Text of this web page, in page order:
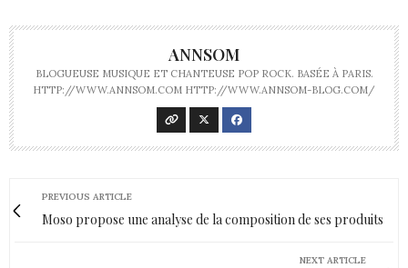
ANNSOM
BLOGUEUSE MUSIQUE ET CHANTEUSE POP ROCK. BASÉE À PARIS.
HTTP://WWW.ANNSOM.COM HTTP://WWW.ANNSOM-BLOG.COM/
PREVIOUS ARTICLE
Moso propose une analyse de la composition de ses produits
NEXT ARTICLE